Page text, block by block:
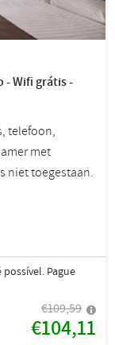
- Wifi grátis -
telefoon,
met
niet toegestaan.
Pague
€109,59
€104,11